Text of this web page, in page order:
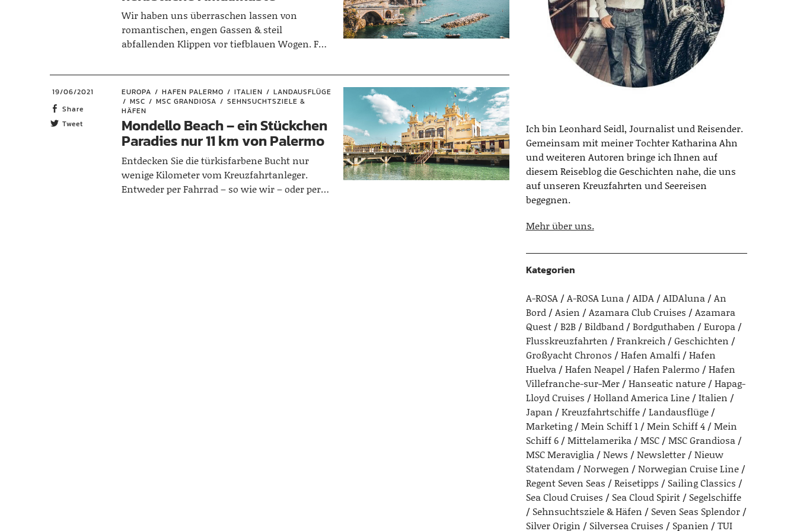
Wir haben uns überraschen lassen von
romantischen, engen Gassen & steil
abfallenden Klippen vor tiefblauen Wogen. Für
Fleckchen Erde leicht erreichbar nur eine
Stunde vom Hafen in Neapel entfernt.
19/06/2021
Share
Tweet
EUROPA HAFEN PALERMO ITALIEN
LANDAUSFLÜGE
MSC
MSC GRANDIOSA
SEHNSUCHTSZIELE &
HÄFEN
Mondello Beach – ein Stückchen
Paradies nur 11 km von Palermo
Entdecken Sie die türkisfarbene Bucht nur
wenige Kilometer vom Kreuzfahrtanleger.
Entweder per Fahrrad – so wie wir – oder per
Ich bin Leonhard Seidl, Journalist und Reisender.
Gemeinsam mit meiner Tochter Katharina Ahn
und weiteren Autoren bringe ich Ihnen auf
diesem Reiseblog die Geschichten nahe, die uns
auf unseren Kreuzfahrten und Seereisen
begegnen.
Mehr über uns.
Kategorien
A-ROSA A-ROSA Luna AIDA AIDAluna
An
Bord
Asien Azamara Club Cruises
Azamara
Quest
B2B Bildband Bordguthaben
Europa
Flusskreuzfahrten
Frankreich
Geschichten
Großyacht Chronos
Hafen Amalfi
Hafen
Huelva
Hafen Neapel Hafen Palermo
Hafen
Villefranche-sur-Mer
Hanseatic nature
Hapag-
Lloyd Cruises
Holland America Line
Italien
Japan
Kreuzfahrtschiffe
Landausflüge
Marketing
Mein Schiff 1 Mein Schiff 4
Mein
Schiff 6
Mittelamerika MSC
MSC Grandiosa
MSC Meraviglia
News Newsletter
Nieuw
Statendam
Norwegen
Norwegian Cruise Line
Regent Seven Seas
Reisetipps
Sailing Classics
Sea Cloud Cruises
Sea Cloud Spirit
Segelschiffe
Sehnsuchtsziele & Häfen
Seven Seas Splendor
Silver Origin
Silversea Cruises Spanien TUI